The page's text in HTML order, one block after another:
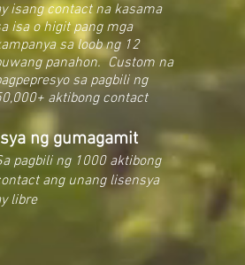
isang contact na kasama
isa o higit pang mga
sa loob ng 12
panahon.Custom na
sa pagbili ng
aktibong contact
ng gumagamit
pagbili ng 1000 aktibong
ang unang lisensya
libre